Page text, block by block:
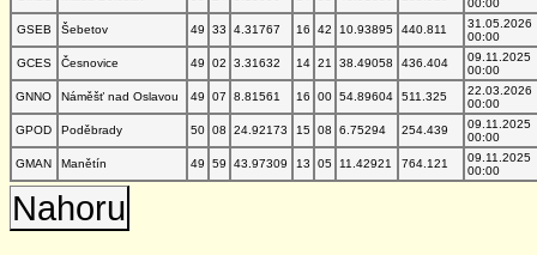
GSEB
Šebetov 49 33 4.31767 16 42 10.93895 440.811
31.05.2026
00:00
GCES
Česnovice 49 02 3.31632 14 21 38.49058 436.404
09.11.2025
00:00
GNNO
Náměšť nad Oslavou 49 07 8.81561 16 00 54.89604 511.325
22.03.2026
00:00
GPOD
Poděbrady 50 08 24.92173 15 08 6.75294 254.439
09.11.2025
00:00
GMAN
Manětín 49 59 43.97309 13 05 11.42921 764.121
09.11.2025
00:00
Nahoru